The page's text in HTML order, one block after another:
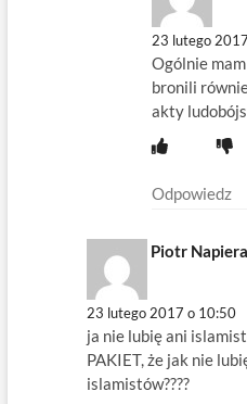
23 lutego
Ogólnie
bronili
akty
Odpowiedz
Piotr
23 lutego 2017 o 10:50
ja nie lubię ani
PAKIET, że jak nie
islamistów????